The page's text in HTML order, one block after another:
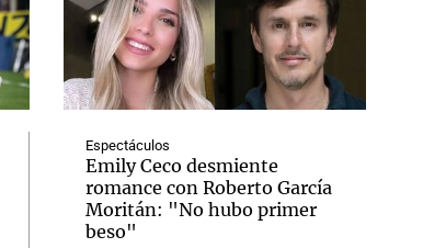
Espectáculos
Emily Ceco desmiente
romance con Roberto García
Moritán: "No hubo primer
beso"